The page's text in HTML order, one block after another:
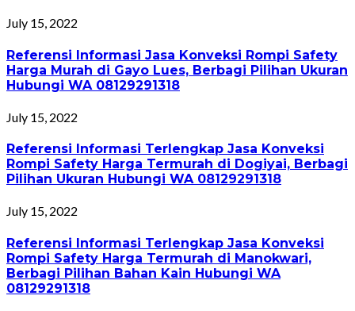
July 15, 2022
Referensi Informasi Jasa Konveksi Rompi Safety
Harga Murah di Gayo Lues, Berbagi Pilihan Ukuran
Hubungi WA 08129291318
July 15, 2022
Referensi Informasi Terlengkap Jasa Konveksi
Rompi Safety Harga Termurah di Dogiyai, Berbagi
Pilihan Ukuran Hubungi WA 08129291318
July 15, 2022
Referensi Informasi Terlengkap Jasa Konveksi
Rompi Safety Harga Termurah di Manokwari,
Berbagi Pilihan Bahan Kain Hubungi WA
08129291318